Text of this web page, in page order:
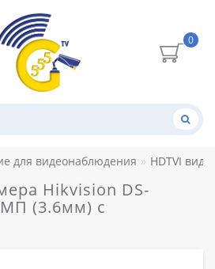
0
для видеонаблюдения HDTVI
Hikvision DS-
(3.6мм) с